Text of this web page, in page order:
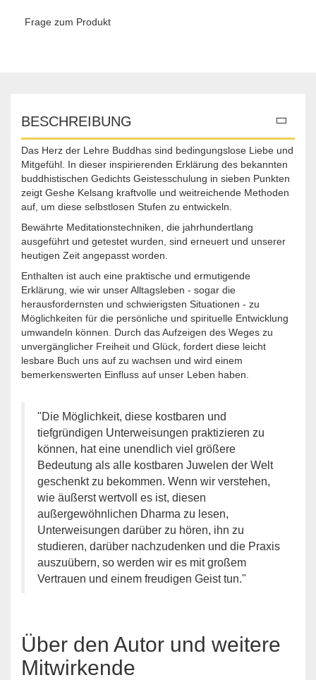
Frage zum Produkt
BESCHREIBUNG
Das Herz der Lehre Buddhas sind bedingungslose Liebe und
Mitgefühl. In dieser inspirierenden Erklärung des bekannten
buddhistischen Gedichts Geistesschulung in sieben Punkten
zeigt Geshe Kelsang kraftvolle und weitreichende Methoden
auf, um diese selbstlosen Stufen zu entwickeln.
Bewährte Meditationstechniken, die jahrhundertlang
ausgeführt und getestet wurden, sind erneuert und unserer
heutigen Zeit angepasst worden.
Enthalten ist auch eine praktische und ermutigende
Erklärung, wie wir unser Alltagsleben - sogar die
herausfordernsten und schwierigsten Situationen - zu
Möglichkeiten für die persönliche und spirituelle Entwicklung
umwandeln können. Durch das Aufzeigen des Weges zu
unvergänglicher Freiheit und Glück, fordert diese leicht
lesbare Buch uns auf zu wachsen und wird einem
bemerkenswerten Einfluss auf unser Leben haben.
"Die Möglichkeit, diese kostbaren und
tiefgründigen Unterweisungen praktizieren zu
können, hat eine unendlich viel größere
Bedeutung als alle kostbaren Juwelen der Welt
geschenkt zu bekommen. Wenn wir verstehen,
wie äußerst wertvoll es ist, diesen
außergewöhnlichen Dharma zu lesen,
Unterweisungen darüber zu hören, ihn zu
studieren, darüber nachzudenken und die Praxis
auszuübern, so werden wir es mit großem
Vertrauen und einem freudigen Geist tun."
Über den Autor und weitere
Mitwirkende